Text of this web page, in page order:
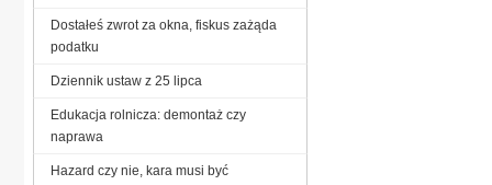
Dostałeś zwrot za okna, fiskus zażąda
podatku
Dziennik ustaw z 25 lipca
Edukacja rolnicza: demontaż czy
naprawa
Hazard czy nie, kara musi być